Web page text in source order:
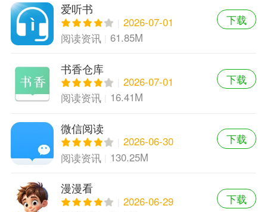
爱听书
2026-07-01
阅读资讯
61.85M
下载
书香仓库
2026-07-01
阅读资讯
16.41M
下载
微信阅读
2026-06-30
阅读资讯
130.25M
下载
漫漫看
2026-06-29
下载